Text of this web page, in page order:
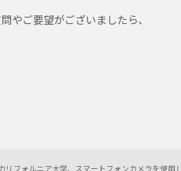
やご要望がございましたら、
リフォルニア大学、スマートフォンカメラを使用